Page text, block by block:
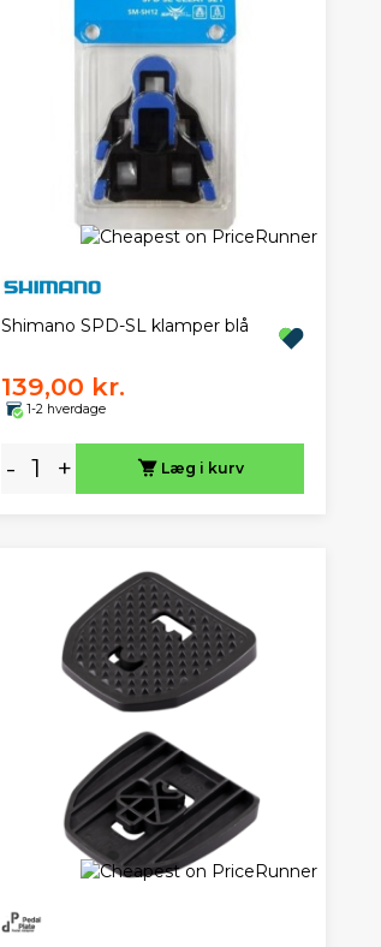
Shimano SPD-SL klamper blå
139,00 kr.
1-2 hverdage
- + Læg i kurv